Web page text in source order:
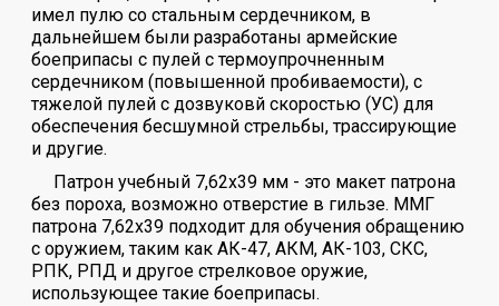
имел пулю со стальным сердечником, в
дальнейшем были разработаны армейские
боеприпасы с пулей с термоупрочненным
сердечником (повышенной пробиваемости), с
тяжелой пулей с дозвуковй скоростью (УС) для
обеспечения бесшумной стрельбы, трассирующие
и другие.
Патрон учебный 7,62х39 мм - это макет патрона
без пороха, возможно отверстие в гильзе. ММГ
патрона 7,62х39 подходит для обучения обращению
с оружием, таким как АК-47, АКМ, АК-103, СКС,
РПК, РПД и другое стрелковое оружие,
использующее такие боеприпасы.